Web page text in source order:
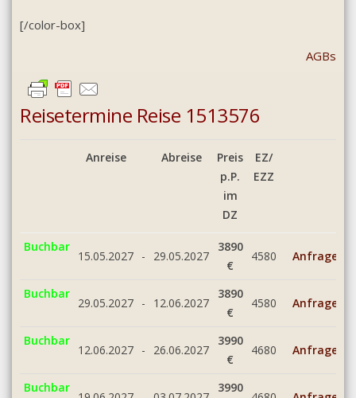
[/color-box]
AGBs
Reisetermine Reise 1513576
Anreise Abreise
Preis
p.P.
im
DZ
EZ/
EZZ
Buchbar
15.05.2027 - 29.05.2027
3890
€
4580 Anfrage
Buchbar
29.05.2027 - 12.06.2027
3890
€
4580 Anfrage
Buchbar
12.06.2027 - 26.06.2027
3990
€
4680 Anfrage
Buchbar 3990